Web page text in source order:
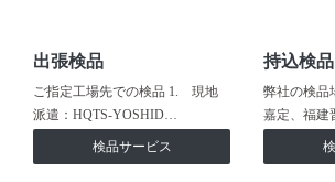
出張検品
ご指定工場先での検品 1. 現地
派遣：HQTS-YOSHID…
検品サービス
持込検品
弊社の検
嘉定、福建